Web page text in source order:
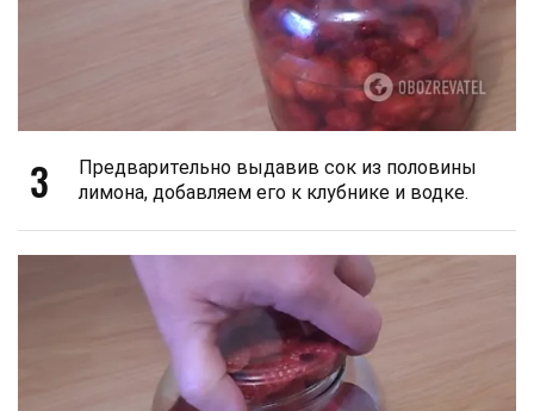
3
Предварительно выдавив сок из половины
лимона, добавляем его к клубнике и водке.